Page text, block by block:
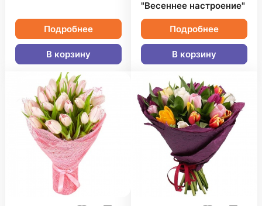
Подробнее
В корзину
"Весеннее настроение"
Подробнее
В корзину